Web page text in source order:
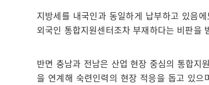
지방세를 내국인과 동일하게 납부하고 있음
외국인 통합지원센터조차 부재하다는 비판을
반면 충남과 전남은 산업 현장 중심의 통합지
을 연계해 숙련인력의 현장 적응을 돕고 있